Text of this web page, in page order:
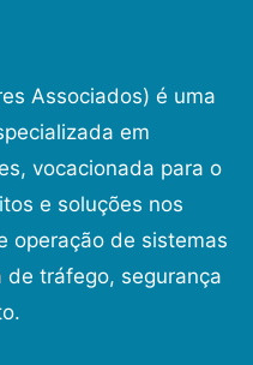
Associados) é uma
em
vocacionada para o
e soluções nos
operação de sistemas
tráfego, segurança